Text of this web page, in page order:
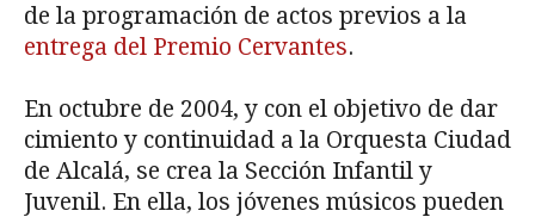
de la programación de actos previos a la
entrega del Premio Cervantes.
En octubre de 2004, y con el objetivo de dar
cimiento y continuidad a la Orquesta Ciudad
de Alcalá, se crea la Sección Infantil y
Juvenil. En ella, los jóvenes músicos pueden